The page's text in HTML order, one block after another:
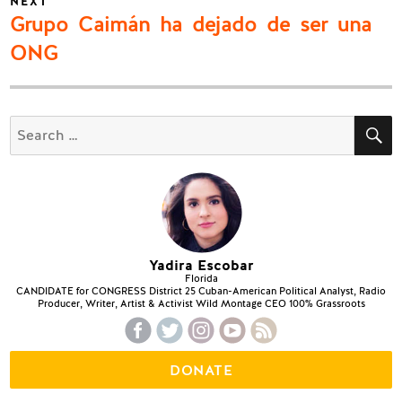
Next
post:
Grupo Caimán ha dejado de ser una
ONG
Search
for:
Yadira Escobar
Florida
CANDIDATE for CONGRESS District 25 Cuban-American Political Analyst, Radio
Producer, Writer, Artist & Activist Wild Montage CEO 100% Grassroots
DONATE